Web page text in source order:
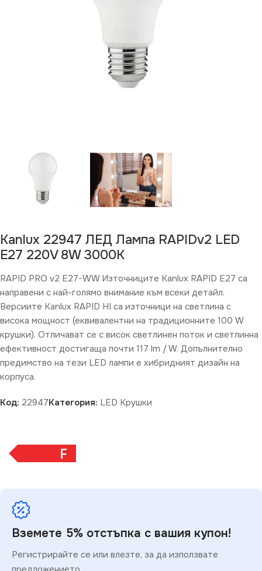
Kanlux 22947 ЛЕД Лампа RAPIDv2 LED
E27 220V 8W 3000K
RAPID PRO v2 E27-WW Източниците Kanlux RAPID E27 са
направени с най-голямо внимание към всеки детайл.
Версиите Kanlux RAPID HI са източници на светлина с
висока мощност (еквивалентни на традиционните 100 W
крушки). Отличават се с висок светлинен поток и светлинна
ефективност достигаща почти 117 lm / W. Допълнително
предимство на тези LED лампи е хибридният дизайн на
корпуса.
Код: 22947Категория: LED Крушки
F
Вземете 5% отстъпка с вашия купон!
Регистрирайте се или влезте, за да използвате